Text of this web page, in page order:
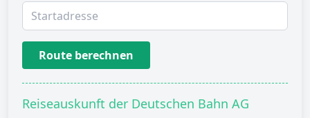
Route berechnen
Reiseauskunft der Deutschen Bahn AG